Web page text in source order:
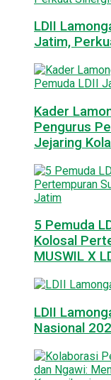
LDII
Jatim,
Kader
Pengurus
Jejaring
5 Pemuda
Kolosal
MUSWIL X
LDII
Nasional